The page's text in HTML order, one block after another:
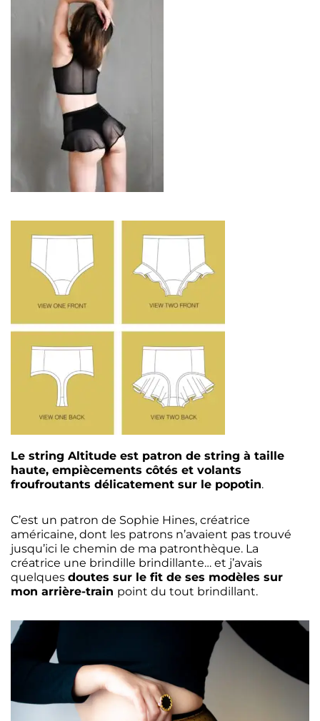
Le string Altitude est patron de string à taille
haute, empiècements côtés et volants
froufroutants délicatement sur le popotin.
C’est un patron de Sophie Hines, créatrice
américaine, dont les patrons n’avaient pas trouvé
jusqu’ici le chemin de ma patronthèque. La
créatrice une brindille brindillante… et j’avais
quelques doutes sur le fit de ses modèles sur
mon arrière-train point du tout brindillant.